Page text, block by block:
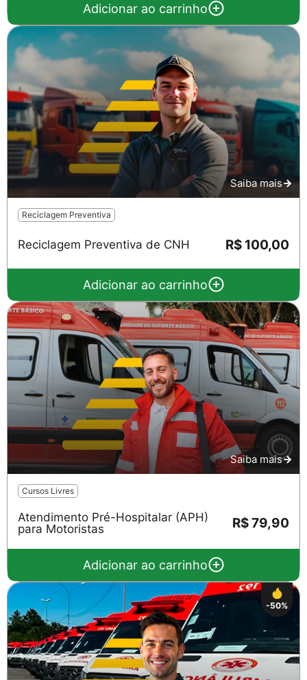
Adicionar ao carrinho
Saiba mais
Reciclagem Preventiva
Reciclagem Preventiva de CNH R$ 100,00
Adicionar ao carrinho
Saiba mais
Cursos Livres
Atendimento Pré-Hospitalar (APH)
para Motoristas
R$ 79,90
Adicionar ao carrinho
-50%